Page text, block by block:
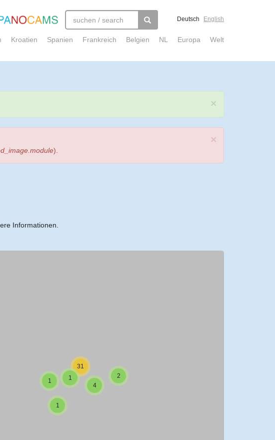
Deutsch English
Kroatien Spanien Frankreich Belgien NL Europa Welt
×
×
).
Informationen.
1
1 1
2
4
31